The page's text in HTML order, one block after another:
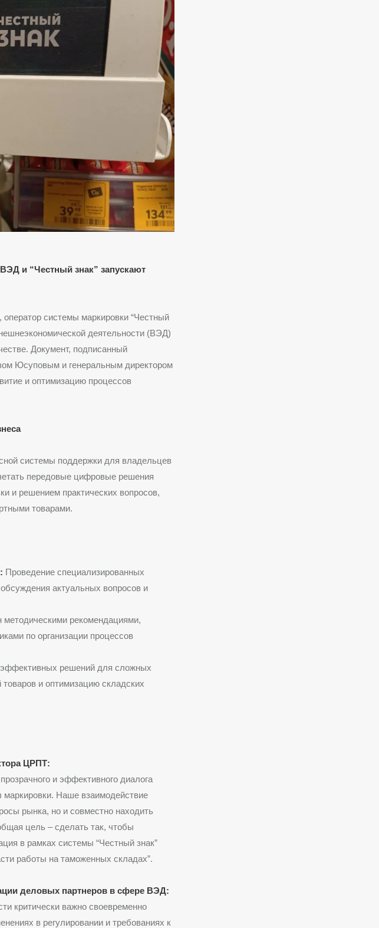
и “Честный знак” запускают
системы маркировки “Честный
деятельности (ВЭД)
Документ, подписанный
Юсуповым и генеральным директором
и оптимизацию процессов
системы поддержки для владельцев
передовые цифровые решения
и решением практических вопросов,
товарами.
Проведение специализированных
актуальных вопросов и
методическими рекомендациями,
по организации процессов
решений для сложных
и оптимизацию складских
ЦРПТ:
и эффективного диалога
Наше взаимодействие
рынка, но и совместно находить
цель – сделать так, чтобы
в рамках системы “Честный знак”
работы на таможенных складах”.
деловых партнеров в сфере ВЭД:
критически важно своевременно
в регулировании и требованиях к